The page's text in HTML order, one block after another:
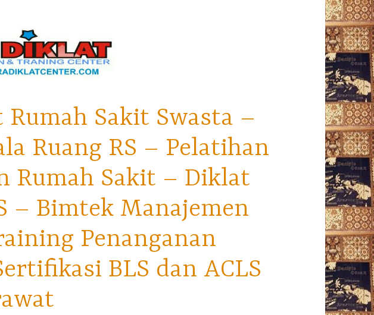
Sakit Swasta –
Ruang RS – Pelatihan
Rumah Sakit – Diklat
– Bimtek Manajemen
Penanganan
BLS dan ACLS